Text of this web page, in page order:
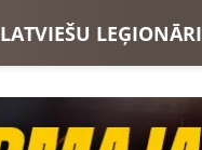
LATVIEŠU LEĢIONĀRI